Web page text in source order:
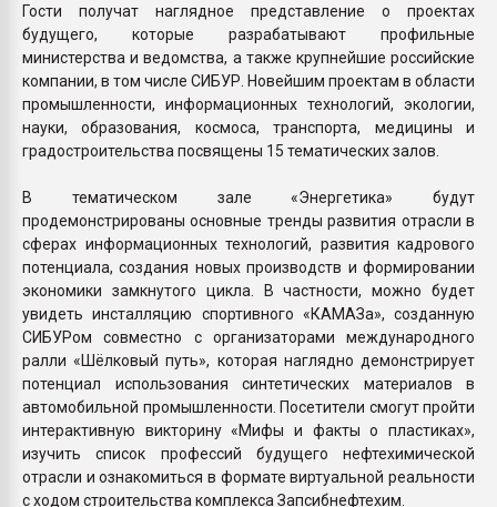
Гости получат наглядное представление о проектах
будущего, которые разрабатывают профильные
министерства и ведомства, а также крупнейшие российские
компании, в том числе СИБУР. Новейшим проектам в области
промышленности, информационных технологий, экологии,
науки, образования, космоса, транспорта, медицины и
градостроительства посвящены 15 тематических залов.
В тематическом зале «Энергетика» будут
продемонстрированы основные тренды развития отрасли в
сферах информационных технологий, развития кадрового
потенциала, создания новых производств и формировании
экономики замкнутого цикла. В частности, можно будет
увидеть инсталляцию спортивного «КАМАЗа», созданную
СИБУРом совместно с организаторами международного
ралли «Шёлковый путь», которая наглядно демонстрирует
потенциал использования синтетических материалов в
автомобильной промышленности. Посетители смогут пройти
интерактивную викторину «Мифы и факты о пластиках»,
изучить список профессий будущего нефтехимической
отрасли и ознакомиться в формате виртуальной реальности
с ходом строительства комплекса Запсибнефтехим.